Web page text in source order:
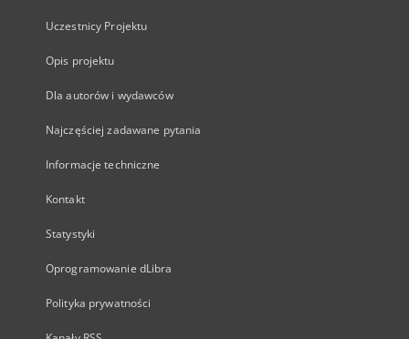
Uczestnicy Projektu
Opis projektu
Dla autorów i wydawców
Najczęściej zadawane pytania
Informacje techniczne
Kontakt
Statystyki
Oprogramowanie dLibra
Polityka prywatności